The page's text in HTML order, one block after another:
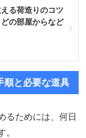
る荷造りのコツ
の部屋からなど
順と必要な道具
るためには、何日